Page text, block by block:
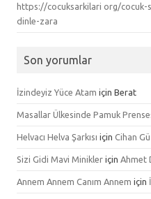
https://cocuksarkilari org/cocuk-
dinle-zara
Son yorumlar
İzindeyiz Yüce Atam için Berat
Masallar Ülkesinde Pamuk
Helvacı Helva Şarkısı için Cihan
Sizi Gidi Mavi Minikler için Ahmet
Annem Annem Canım Annem için